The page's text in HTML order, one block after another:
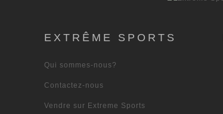
EXTRÊME SPORTS
Qui sommes-nous?
Contactez-nous
Vendre sur Extreme Sports